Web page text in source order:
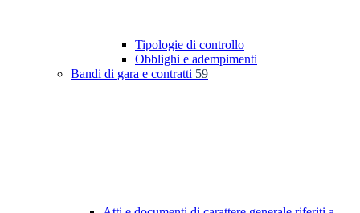
Tipologie di controllo
Obblighi e adempimenti
Bandi di gara e contratti 59